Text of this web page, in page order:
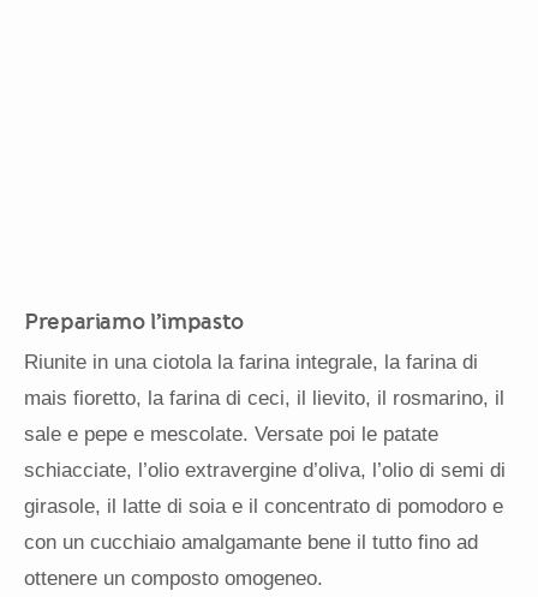
Prepariamo l’impasto
Riunite in una ciotola la farina integrale, la farina di
mais fioretto, la farina di ceci, il lievito, il rosmarino, il
sale e pepe e mescolate. Versate poi le patate
schiacciate, l’olio extravergine d’oliva, l’olio di semi di
girasole, il latte di soia e il concentrato di pomodoro e
con un cucchiaio amalgamante bene il tutto fino ad
ottenere un composto omogeneo.